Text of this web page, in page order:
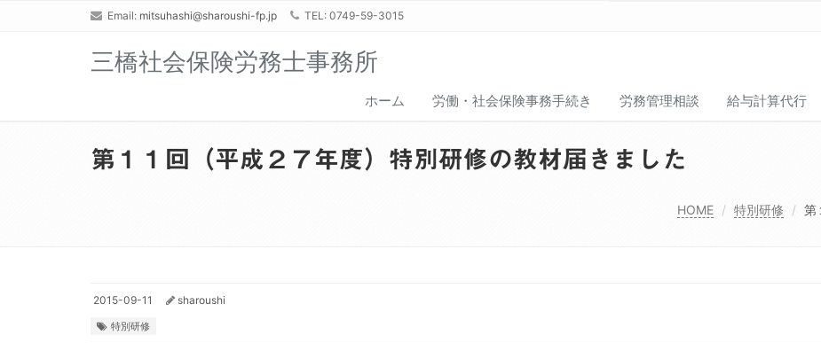
Email: mitsuhashi@sharoushi-fp.jp TEL: 0749-59-3015
三橋社会保険労務士事務所
ホーム 労働・社会保険事務手続き 労務管理相談 給与計算代行
第１１回（平成２７年度）特別研修の教材届きました
HOME 特別研修 第
2015-09-11 sharoushi
特別研修